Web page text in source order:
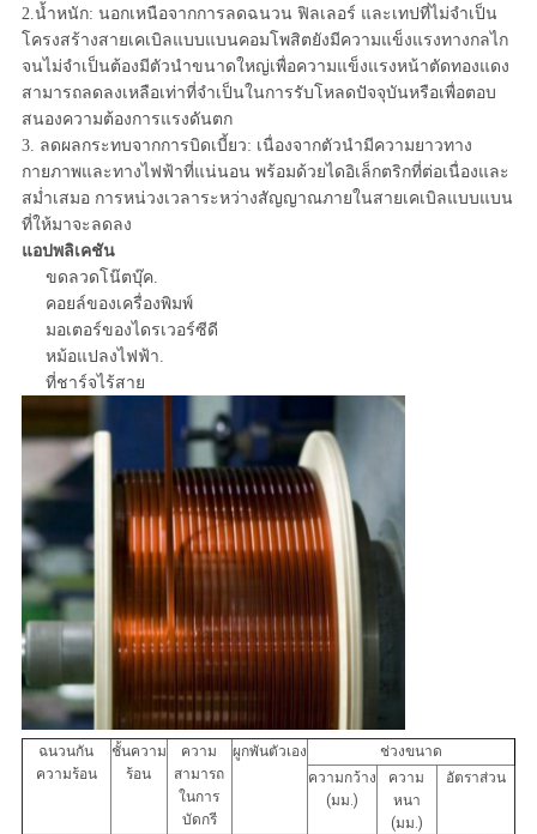
2.น้ำหนัก: นอกเหนือจากการลดฉนวน ฟิลเลอร์ และเทปที่ไม่จำเป็น
โครงสร้างสายเคเบิลแบบแบนคอมโพสิตยังมีความแข็งแรงทางกลไก
จนไม่จำเป็นต้องมีตัวนำขนาดใหญ่เพื่อความแข็งแรงหน้าตัดทองแดง
สามารถลดลงเหลือเท่าที่จำเป็นในการรับโหลดปัจจุบันหรือเพื่อตอบ
สนองความต้องการแรงดันตก
3. ลดผลกระทบจากการบิดเบี้ยว: เนื่องจากตัวนำมีความยาวทาง
กายภาพและทางไฟฟ้าที่แน่นอน พร้อมด้วยไดอิเล็กตริกที่ต่อเนื่องและ
สม่ำเสมอ การหน่วงเวลาระหว่างสัญญาณภายในสายเคเบิลแบบแบน
ที่ให้มาจะลดลง
แอปพลิเคชัน
ขดลวดโน๊ตบุ๊ค.
คอยล์ของเครื่องพิมพ์
มอเตอร์ของไดรเวอร์ซีดี
หม้อแปลงไฟฟ้า.
ที่ชาร์จไร้สาย
ฉนวนกัน
ความร้อน
ชั้นความ
ร้อน
ความ
สามารถ
ในการ
บัดกรี
ผูกพันตัวเอง
ช่วงขนาด
ความกว้าง
(มม.)
ความ
หนา
(มม.)
อัตราส่วน